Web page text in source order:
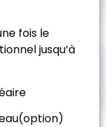
fois le
jusqu’à